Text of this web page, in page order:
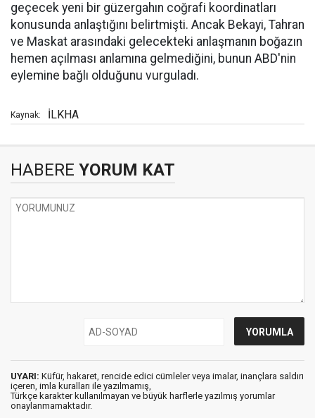
geçecek yeni bir güzergahın coğrafi koordinatları
konusunda anlaştığını belirtmişti. Ancak Bekayi, Tahran
ve Maskat arasındaki gelecekteki anlaşmanın boğazın
hemen açılması anlamına gelmediğini, bunun ABD'nin
eylemine bağlı olduğunu vurguladı.
Kaynak: İLKHA
HABERE YORUM KAT
UYARI: Küfür, hakaret, rencide edici cümleler veya imalar, inançlara saldırı
içeren, imla kuralları ile yazılmamış,
Türkçe karakter kullanılmayan ve büyük harflerle yazılmış yorumlar
onaylanmamaktadır.